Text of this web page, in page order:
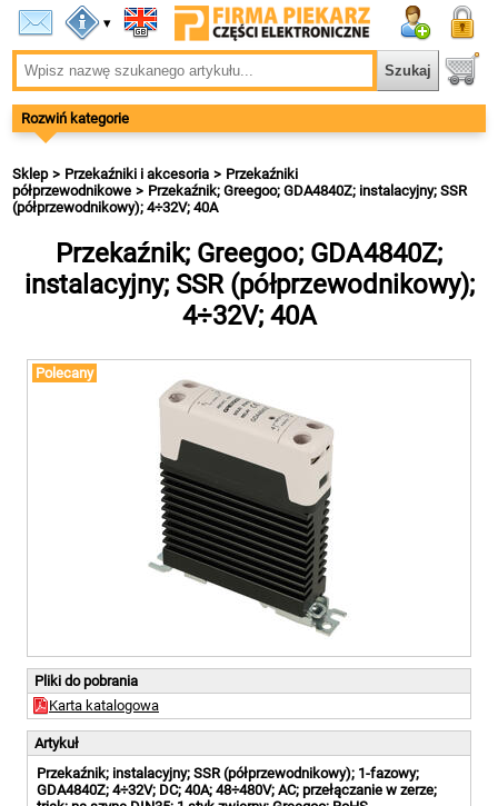
▾
Rozwiń kategorie
Sklep Przekaźniki i akcesoria
Przekaźniki
półprzewodnikowe
Przekaźnik; Greegoo; GDA4840Z; instalacyjny; SSR
(półprzewodnikowy); 4÷32V; 40A
Przekaźnik; Greegoo; GDA4840Z;
instalacyjny; SSR (półprzewodnikowy);
4÷32V; 40A
Polecany
Pliki do pobrania
Karta katalogowa
Artykuł
Przekaźnik; instalacyjny; SSR (półprzewodnikowy); 1-fazowy;
GDA4840Z; 4÷32V; DC; 40A; 48÷480V; AC; przełączanie w zerze;